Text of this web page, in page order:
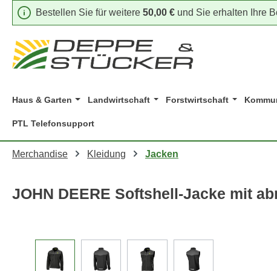
Hauptinhalt springen
Zur Suche springen
Zur Hauptnavigation springen
Bestellen Sie für weitere 50,00 € und Sie erhalten Ihre
Haus & Garten Landwirtschaft Forstwirtschaft
PTL Telefonsupport
Merchandise Kleidung Jacken
JOHN DEERE Softshell-Jacke mit
Bildergalerie überspringen